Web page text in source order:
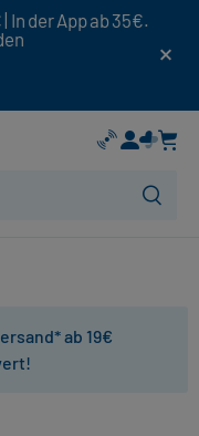
In der App ab 35€.
ab 19€